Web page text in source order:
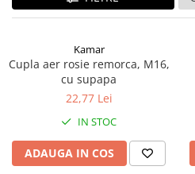
Daf XF 95
Ford
TGA
TGL
Kamar
Cupla aer rosie remorca, M16,
cu supapa
22,77 Lei
IN STOC
ADAUGA IN COS